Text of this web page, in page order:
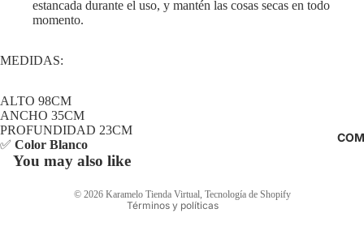
estancada durante el uso, y mantén las cosas secas en todo
momento.
MEDIDAS:
ALTO 98CM
ANCHO 35CM
PROFUNDIDAD 23CM
✅ Color Blanco
You may also like
© 2026 Karamelo Tienda Virtual, Tecnología de Shopify
Términos y políticas
Política de privacidad
Términos del servicio